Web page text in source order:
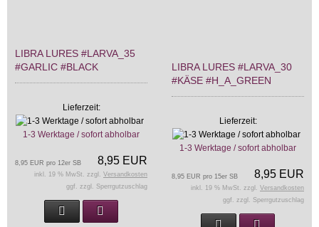
LIBRA LURES #LARVA_35
#GARLIC #BLACK
Lieferzeit:
1-3 Werktage / sofort abholbar
8,95 EUR
8,95 EUR pro 12er SB
inkl. 19 % MwSt. zzgl. Versandkosten
ggf. zzgl. Sperrgutzuschlag
LIBRA LURES #LARVA_30
#KÄSE #H_A_GREEN
Lieferzeit:
1-3 Werktage / sofort abholbar
8,95 EUR
8,95 EUR pro 15er SB
inkl. 19 % MwSt. zzgl. Versandkosten
ggf. zzgl. Sperrgutzuschlag